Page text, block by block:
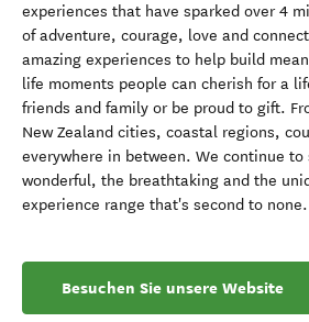
experiences that have sparked over 4
of adventure, courage, love and
amazing experiences to help build
life moments people can cherish for a
friends and family or be proud to gift.
New Zealand cities, coastal regions,
everywhere in between. We continue to
wonderful, the breathtaking and the
experience range that's second to none.
Besuchen Sie unsere Website